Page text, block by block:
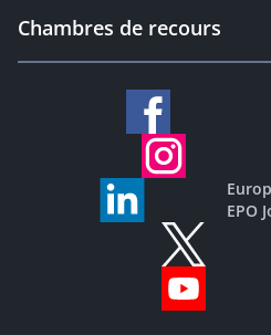
Chambres de recours
EPO